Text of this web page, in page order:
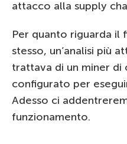
attacco alla supply
Per quanto riguarda il
stesso, un’analisi più
trattava di un miner
configurato per
Adesso ci
funzionamento.